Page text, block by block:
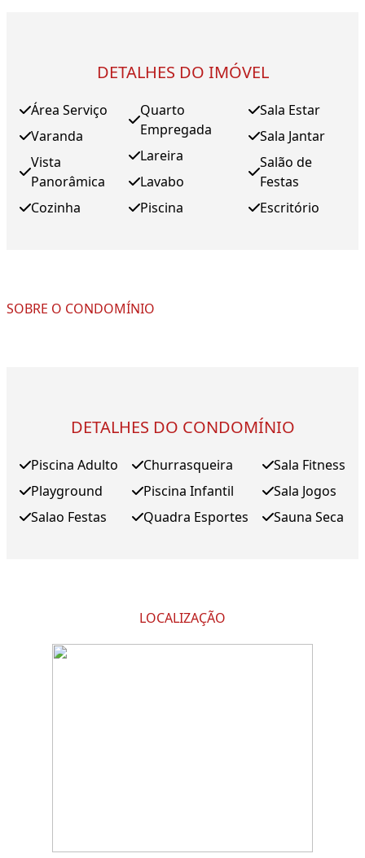
DETALHES DO IMÓVEL
Área Serviço
Varanda
Vista
Panorâmica
Cozinha
Quarto
Empregada
Lareira
Lavabo
Piscina
Sala Estar
Sala Jantar
Salão de
Festas
Escritório
SOBRE O CONDOMÍNIO
DETALHES DO CONDOMÍNIO
Piscina Adulto
Playground
Salao Festas
Churrasqueira
Piscina Infantil
Quadra Esportes
Sala Fitness
Sala Jogos
Sauna Seca
LOCALIZAÇÃO